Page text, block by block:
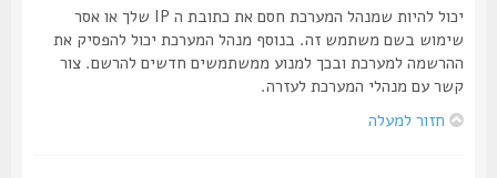
יכול להיות שמנהל המערכת חסם את כתובת ה IP שלך או אסר
שימוש בשם משתמש זה. בנוסף מנהל המערכת יכול להפסיק את
ההרשמה למערכת ובכך למנוע ממשתמשים חדשים להרשם. צור
קשר עם מנהלי המערכת לעזרה.
חזור למעלה